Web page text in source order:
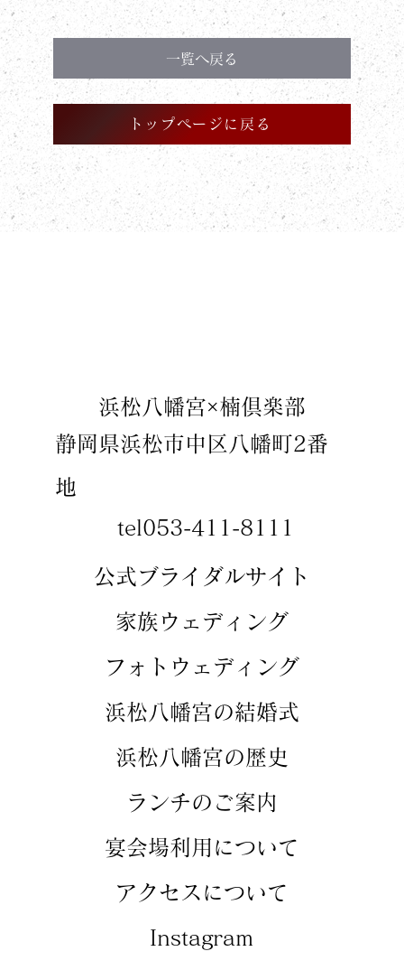
一覧へ戻る
トップページに戻る
​​公式ブライダルサイト
​家族ウェディング
​フォトウェディング
​浜松八幡宮の結婚式
​浜松八幡宮の歴史
​ランチのご案内
​宴会場利用について
アクセスについて
​Instagram
​浜松八幡宮×楠倶楽部
静岡県浜松市中区八幡町2番
地
tel053-411-8111